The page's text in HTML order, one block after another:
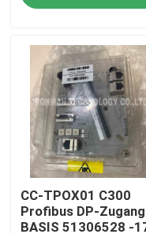
Prüfer Honeywells
Modul Honeywells
Honeywell
Honeywell-Batterie-
CC-TPOX01 C300
Profibus DP-Zugang
BASIS 51306528 -